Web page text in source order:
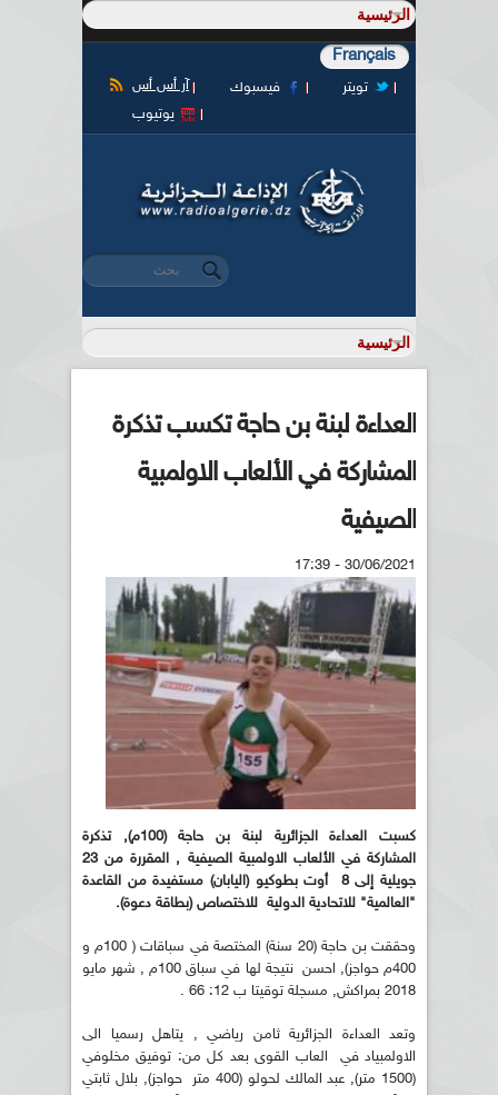
Français
آر أس أس فيسبوك
تويتر
يوتيوب
استمارة البحث
‏بحث ‏
العداءة لبنة بن حاجة تكسب تذكرة
المشاركة في الألعاب الاولمبية
الصيفية
30/06/2021 - 17:39
كسبت العداءة الجزائرية لبنة بن حاجة (100م), تذكرة
المشاركة في الألعاب الاولمبية الصيفية , المقررة من 23
جويلية إلى 8 أوت بطوكيو (اليابان) مستفيدة من القاعدة
"العالمية" للاتحادية الدولية للاختصاص (بطاقة دعوة).
وحققت بن حاجة (20 سنة) المختصة في سباقات ( 100م و
400م حواجز), احسن نتيجة لها في سباق 100م , شهر مايو
2018 بمراكش, مسجلة توقيتا ب 12: 66 .
وتعد العداءة الجزائرية ثامن رياضي , يتاهل رسميا الى
الاولمبياد في العاب القوى بعد كل من: توفيق مخلوفي
(1500 متر), عبد المالك لحولو (400 متر حواجز), بلال ثابتي